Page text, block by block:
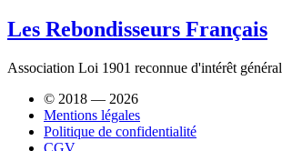
Les Rebondisseurs Français
Association Loi 1901 reconnue d'intérêt général
© 2018 — 2026
Mentions légales
Politique de confidentialité
CGV